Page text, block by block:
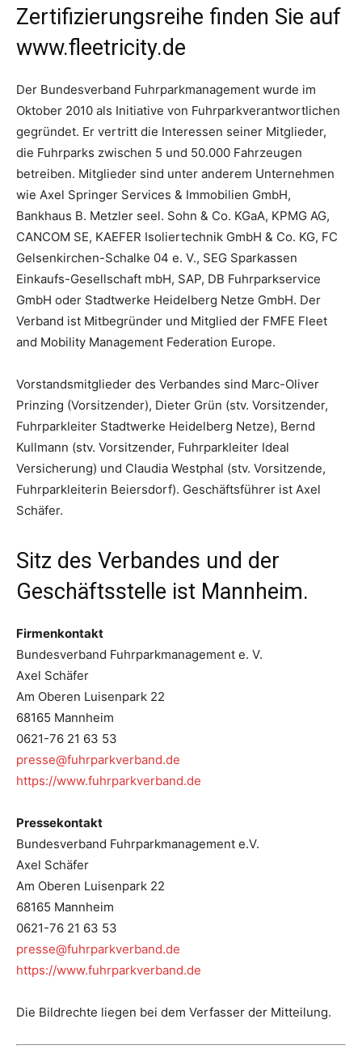
Zertifizierungsreihe finden Sie auf
www.fleetricity.de
Der Bundesverband Fuhrparkmanagement wurde im
Oktober 2010 als Initiative von Fuhrparkverantwortlichen
gegründet. Er vertritt die Interessen seiner Mitglieder,
die Fuhrparks zwischen 5 und 50.000 Fahrzeugen
betreiben. Mitglieder sind unter anderem Unternehmen
wie Axel Springer Services & Immobilien GmbH,
Bankhaus B. Metzler seel. Sohn & Co. KGaA, KPMG AG,
CANCOM SE, KAEFER Isoliertechnik GmbH & Co. KG, FC
Gelsenkirchen-Schalke 04 e. V., SEG Sparkassen
Einkaufs-Gesellschaft mbH, SAP, DB Fuhrparkservice
GmbH oder Stadtwerke Heidelberg Netze GmbH. Der
Verband ist Mitbegründer und Mitglied der FMFE Fleet
and Mobility Management Federation Europe.
Vorstandsmitglieder des Verbandes sind Marc-Oliver
Prinzing (Vorsitzender), Dieter Grün (stv. Vorsitzender,
Fuhrparkleiter Stadtwerke Heidelberg Netze), Bernd
Kullmann (stv. Vorsitzender, Fuhrparkleiter Ideal
Versicherung) und Claudia Westphal (stv. Vorsitzende,
Fuhrparkleiterin Beiersdorf). Geschäftsführer ist Axel
Schäfer.
Sitz des Verbandes und der
Geschäftsstelle ist Mannheim.
Firmenkontakt
Bundesverband Fuhrparkmanagement e. V.
Axel Schäfer
Am Oberen Luisenpark 22
68165 Mannheim
0621-76 21 63 53
presse@fuhrparkverband.de
https://www.fuhrparkverband.de
Pressekontakt
Bundesverband Fuhrparkmanagement e.V.
Axel Schäfer
Am Oberen Luisenpark 22
68165 Mannheim
0621-76 21 63 53
presse@fuhrparkverband.de
https://www.fuhrparkverband.de
Die Bildrechte liegen bei dem Verfasser der Mitteilung.